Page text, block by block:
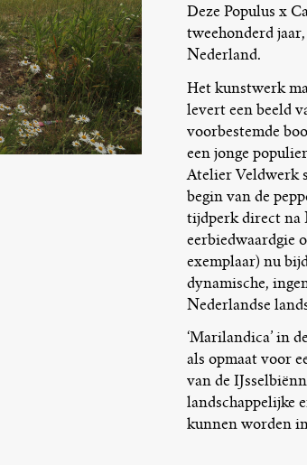
Deze Populus x
tweehonderd
Nederland.
Het kunstwerk
levert een beeld
voorbestemde
een jonge
Atelier Veldwerk
begin van de
tijdperk direct na
eerbiedwaardgie
exemplaar) nu
dynamische,
Nederlandse
‘Marilandica’ in
als opmaat voor
van de
landschappelijke
kunnen worden